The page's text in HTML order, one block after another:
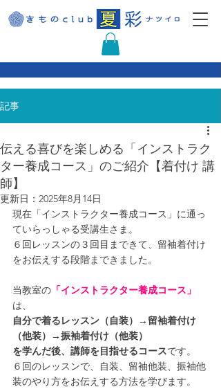
記事
伝える喜びを楽しめる「インストラク
ター養成コース」のご紹介【着付け 講
師】
更新日： 2025年8月14日
現在「インストラクター養成コース」に通っ
ていらっしゃる受講生さま。
６回レッスンの３回目まできて、留袖着付け
をお伝えする段階まできました。
当教室の 「インストラクター養成コース」
は、
自分で着るレッスン（自装）→留袖着付け
（他装）→振袖着付け（他装）
を学んだ後、講師を目指せるコースです。
６回のレッスンで、自装、留袖他装、振袖他
装のやり方をお伝えする方法を学びます。